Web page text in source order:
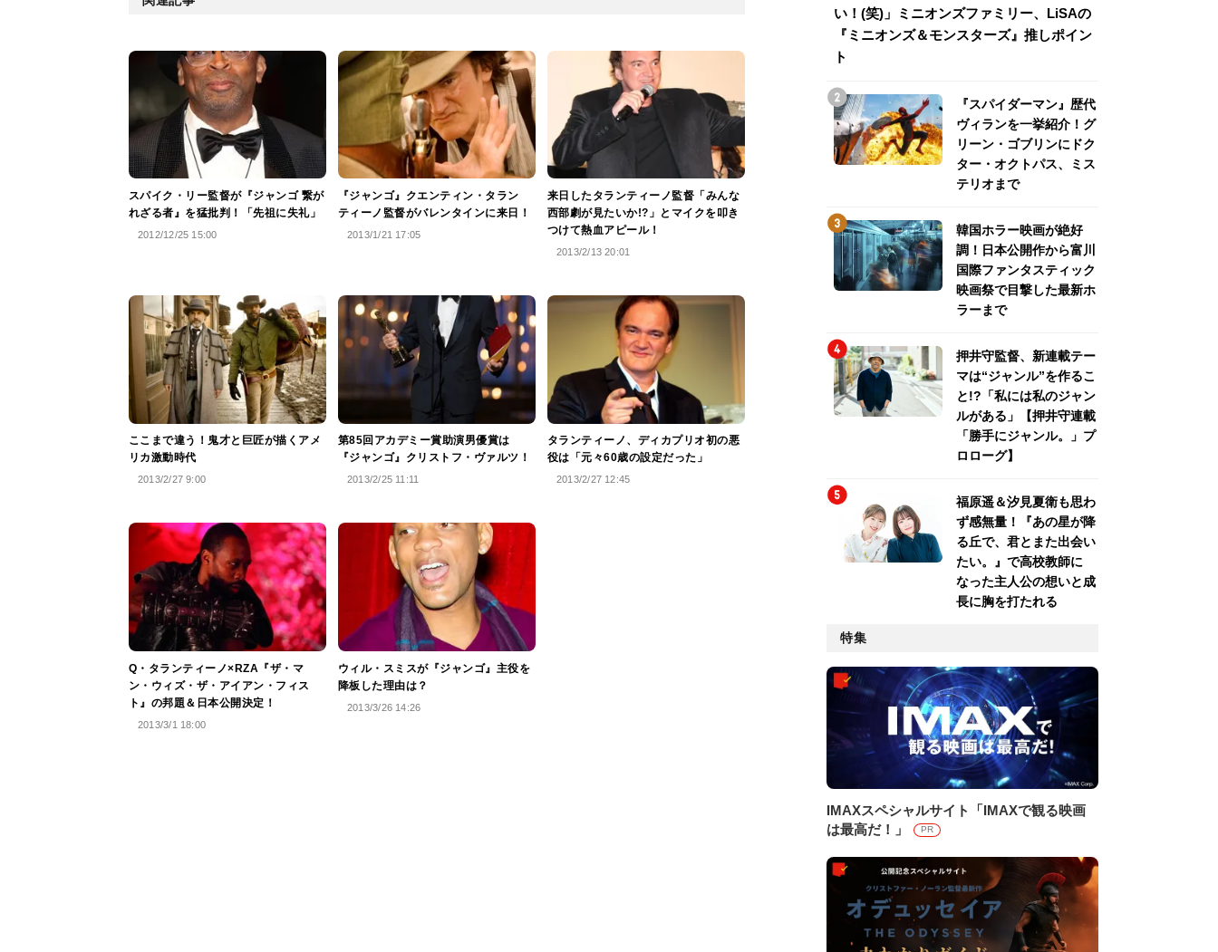
スパイク・リー監督が『ジャンゴ 繋が
れざる者』を猛批判！「先祖に失礼」
2012/12/25 15:00
『ジャンゴ』クエンティン・タラン
ティーノ監督がバレンタインに来日！
2013/1/21 17:05
来日したタランティーノ監督「みんな
西部劇が見たいか!?」とマイクを叩き
つけて熱血アピール！
2013/2/13 20:01
ここまで違う！鬼才と巨匠が描くアメ
リカ激動時代
2013/2/27 9:00
第85回アカデミー賞助演男優賞は
『ジャンゴ』クリストフ・ヴァルツ！
2013/2/25 11:11
タランティーノ、ディカプリオ初の悪
役は「元々60歳の設定だった」
2013/2/27 12:45
Q・タランティーノ×RZA『ザ・マ
ン・ウィズ・ザ・アイアン・フィス
ト』の邦題＆日本公開決定！
2013/3/1 18:00
ウィル・スミスが『ジャンゴ』主役を
降板した理由は？
2013/3/26 14:26
い！(笑)」ミニオンズファミリー、LiSAの
『ミニオンズ＆モンスターズ』推しポイン
ト
『スパイダーマン』歴代
ヴィランを一挙紹介！グ
リーン・ゴブリンにドク
ター・オクトパス、ミス
テリオまで
韓国ホラー映画が絶好
調！日本公開作から富川
国際ファンタスティック
映画祭で目撃した最新ホ
ラーまで
押井守監督、新連載テー
マは“ジャンル”を作るこ
と!?「私には私のジャン
ルがある」【押井守連載
「勝手にジャンル。」プ
ロローグ】
福原遥＆汐見夏衛も思わ
ず感無量！『あの星が降
る丘で、君とまた出会い
たい。』で高校教師に
なった主人公の想いと成
長に胸を打たれる
特集
IMAXスペシャルサイト「IMAXで観る映画
は最高だ！」
PR